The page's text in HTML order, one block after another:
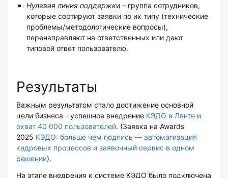
Нулевая линия поддержки – группа сотрудников,
которые cортируют заявки по их типу (технические
проблемы/методологические вопросы),
перенаправляют на ответственных или дают
типовой ответ пользователю.
Результаты
Важным результатом стало достижение основной
цели бизнеса - успешное внедрение КЭДО в Ленте и
охват 40 000 пользователей. (Заявка на Awards
2025 КЭДО: больше чем подпись — автоматизация
кадровых процессов и заявочный сервис в одном
решении).
На этапе внедрения к системе КЭДО было подключена